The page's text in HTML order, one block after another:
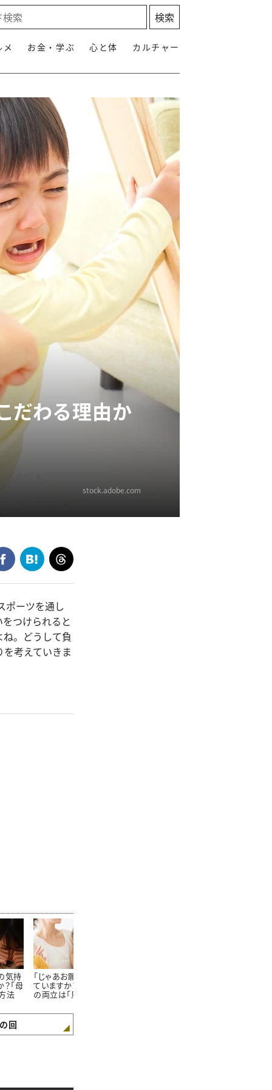
お金・学ぶ 心と体 カルチャー
だわる理由か
stock.adobe.com
ポーツを通し
つけられると
。どうして負
考えていきま
気持
「母
法
「じゃあお願い！」と言え
ていますか？育児と仕事
の両立は「恩送り」の考
回